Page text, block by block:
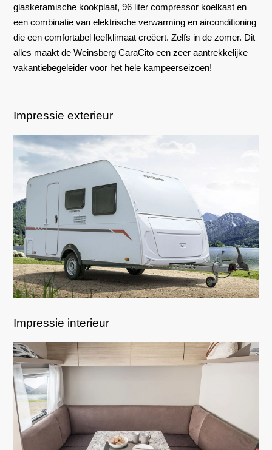
glaskeramische kookplaat, 96 liter compressor koelkast en
een combinatie van elektrische verwarming en airconditioning
die een comfortabel leefklimaat creëert. Zelfs in de zomer. Dit
alles maakt de Weinsberg CaraCito een zeer aantrekkelijke
vakantiebegeleider voor het hele kampeerseizoen!
Impressie exterieur
Impressie interieur